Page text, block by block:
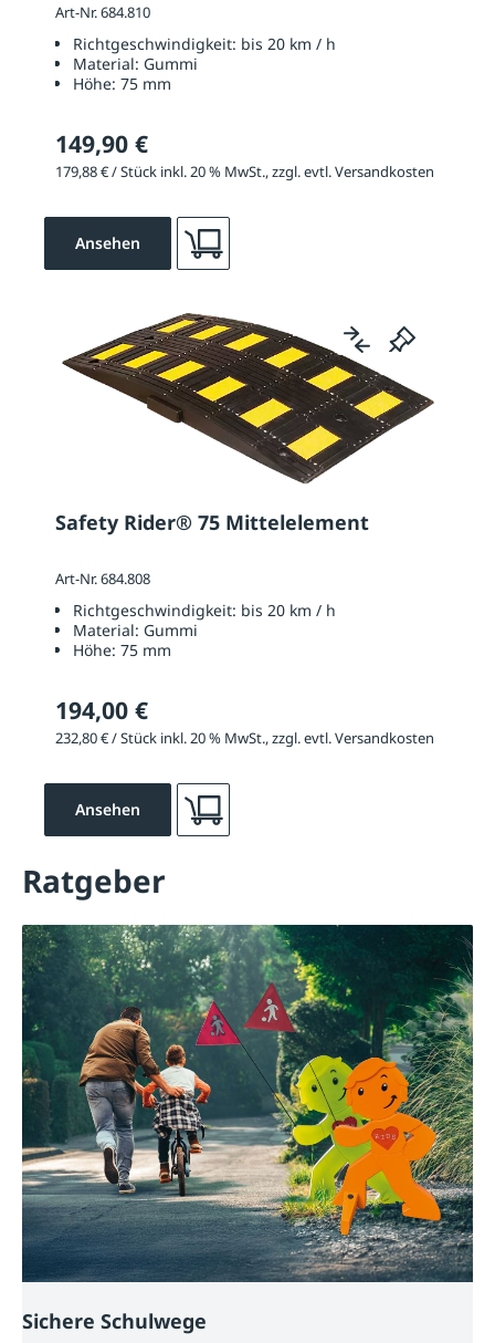
Art-Nr. 684.810
Richtgeschwindigkeit: bis 20 km / h
Material: Gummi
Höhe: 75 mm
149,90 €
179,88 € / Stück inkl. 20 % MwSt., zzgl. evtl. Versandkosten
Ansehen
Safety Rider® 75 Mittelelement
Art-Nr. 684.808
Richtgeschwindigkeit: bis 20 km / h
Material: Gummi
Höhe: 75 mm
194,00 €
232,80 € / Stück inkl. 20 % MwSt., zzgl. evtl. Versandkosten
Ansehen
Ratgeber
Sichere Schulwege